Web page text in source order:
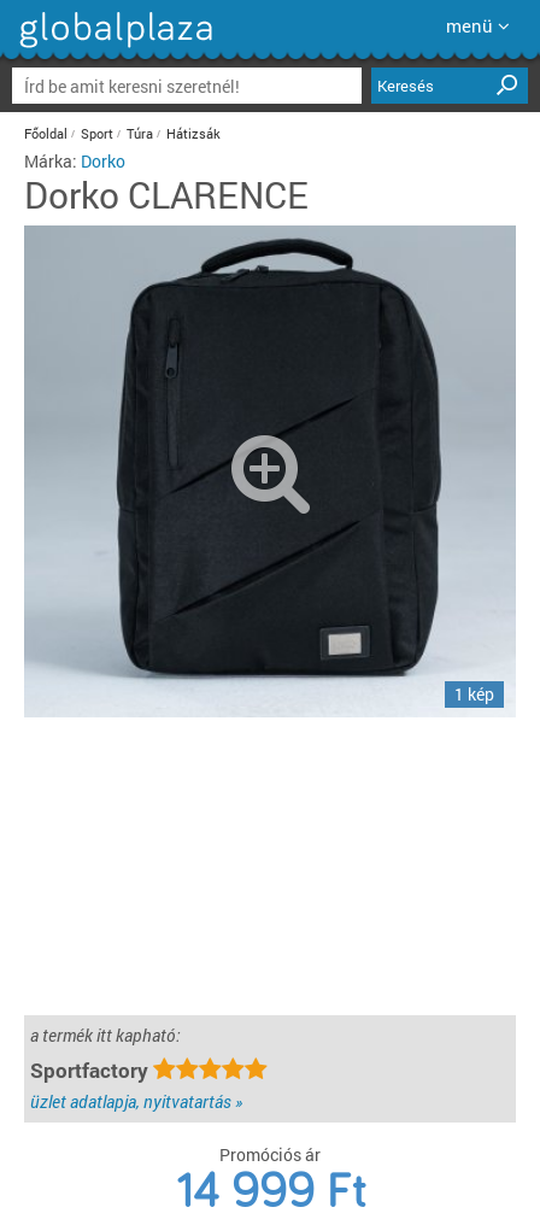
menü
Keresés
Főoldal Sport Túra Hátizsák
Márka: Dorko
Dorko CLARENCE
1 kép
a termék itt kapható:
Sportfactory
üzlet adatlapja, nyitvatartás »
Promóciós ár
14 999 Ft